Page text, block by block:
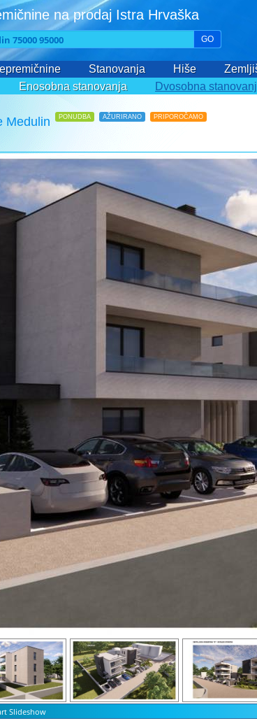
na prodaj Istra Hrvaška
GO
Stanovanja Hiše
Enosobna stanovanja Dvosobna
Medulin PONUDBA AŽURIRANO PRIPOROČAMO
Slideshow